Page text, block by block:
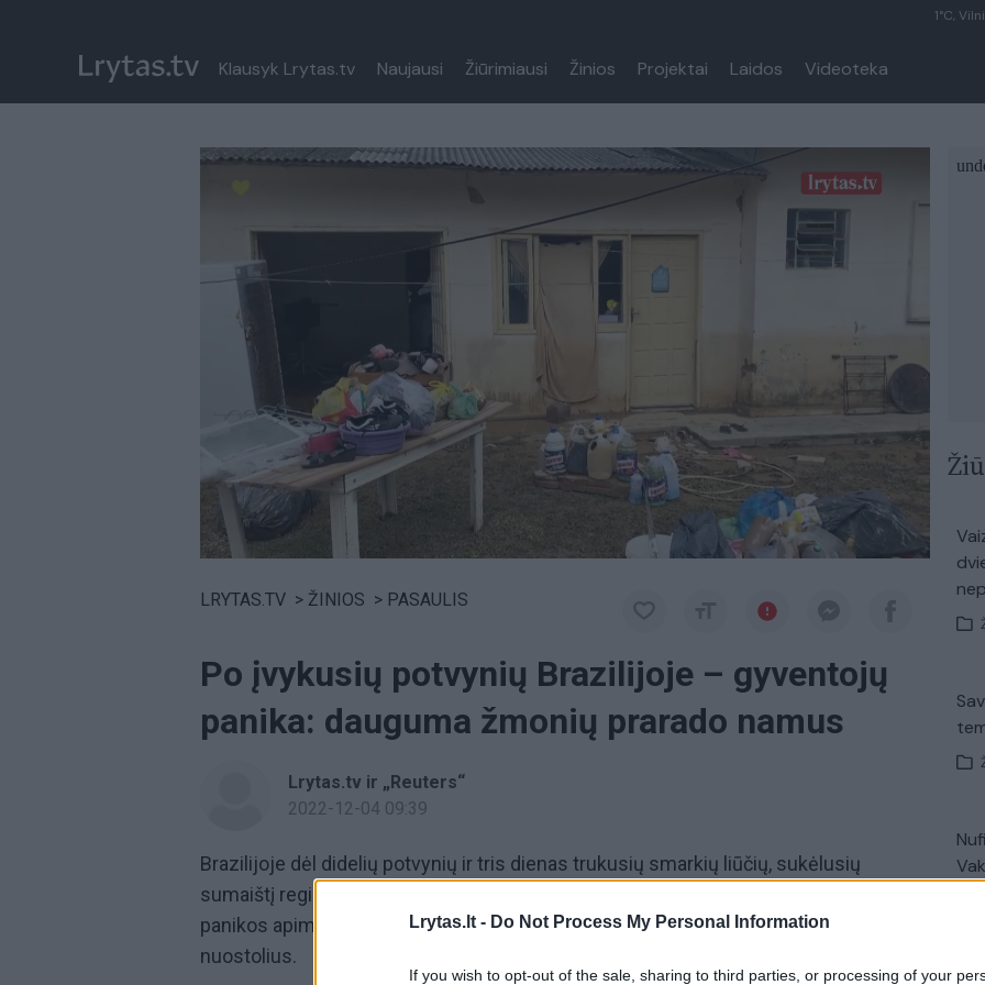
Lrytas.lt - Do Not Process My Personal Information
If you wish to opt-out of the sale, sharing to third parties, or processing of your
1°C,
Klausyk Lrytas.tv Naujausi Žiūrimiausi Žinios Projektai Laidos Videoteka
LRYTAS.TV > ŽINIOS > PASAULIS
Po įvykusių potvynių Brazilijoje – gyventojų
panika: dauguma žmonių prarado namus
Lrytas.tv ir „Reuters“
2022-12-04 09:39
Brazilijoje dėl didelių potvynių ir tris dienas trukusių smarkių liūčių, sukėlusių
sumaištį regione, dauguma gyventojų grįžo į smarkiai apgadintus namus. Nusivylę ir
panikos apimti gyventojai teigė, jog nežino nuo ko pradėti norint likviduoti patirtus
nuostolius.
V.